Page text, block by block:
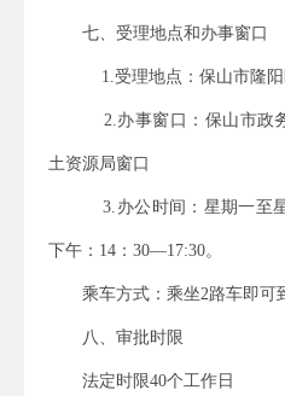
七、受理地点和办事窗口
1. 受理地点： 保山市隆
2. 办事窗口：保山市政
土资源局窗口
3. 办公时间： 星期一至
下午： 14 ： 30—17:30。
乘车方式：乘坐2路车即可
八、审批时限
法定时限40个工作日